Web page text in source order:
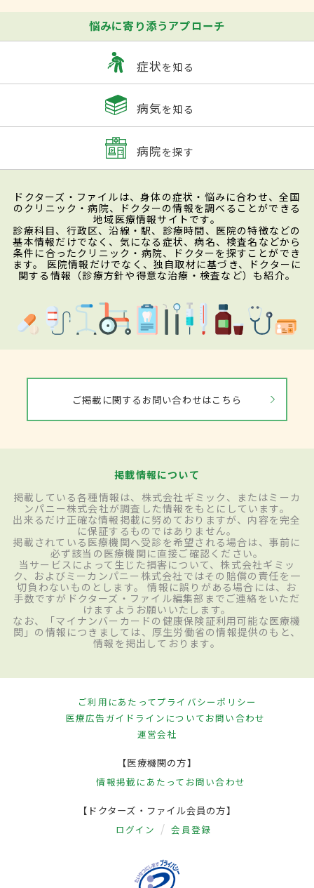
悩みに寄り添うアプローチ
症状を知る
病気を知る
病院を探す
ドクターズ・ファイルは、身体の症状・悩みに合わせ、全国
のクリニック・病院、ドクターの情報を調べることができる
地域医療情報サイトです。
診療科目、行政区、沿線・駅、診療時間、医院の特徴などの
基本情報だけでなく、気になる症状、病名、検査名などから
条件に合ったクリニック・病院、ドクターを探すことができ
ます。 医院情報だけでなく、独自取材に基づき、ドクターに
関する情報（診療方針や得意な治療・検査など）も紹介。
ご掲載に関するお問い合わせはこちら
掲載情報について
掲載している各種情報は、株式会社ギミック、またはミーカ
ンパニー株式会社が調査した情報をもとにしています。
出来るだけ正確な情報掲載に努めておりますが、内容を完全
に保証するものではありません。
掲載されている医療機関へ受診を希望される場合は、事前に
必ず該当の医療機関に直接ご確認ください。
当サービスによって生じた損害について、株式会社ギミッ
ク、およびミーカンパニー株式会社ではその賠償の責任を一
切負わないものとします。 情報に誤りがある場合には、お
手数ですがドクターズ・ファイル編集部までご連絡をいただ
けますようお願いいたします。
なお、「マイナンバーカードの健康保険証利用可能な医療機
関」の情報につきましては、厚生労働省の情報提供のもと、
情報を掲出しております。
ご利用にあたってプライバシーポリシー
医療広告ガイドラインについてお問い合わせ
運営会社
【医療機関の方】
情報掲載にあたって お問い合わせ
【ドクターズ・ファイル会員の方】
ログイン 会員登録